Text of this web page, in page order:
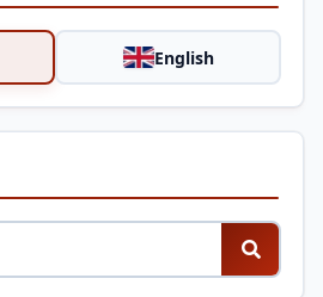
English